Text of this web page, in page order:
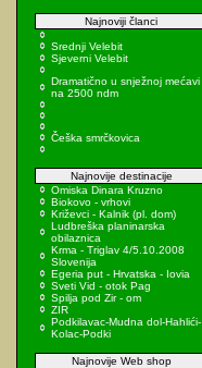
Najnoviji članci
Srednji Velebit
Sjeverni Velebit
Dramatično u snježnoj mećavi
na 2500 ndm
Češka smrčkovica
Najnovije destinacije
Omiska Dinara Kruzno
Biokovo - vrhovi
Križevci - Kalnik (pl. dom)
Ludbreška planinarska
obilaznica
Krma - Triglav 4/5.10.2008
Slovenija
Egeria put - Hrvatska - Iovia
Sveti Vid - otok Pag
Spilja pod Zir - om
ZIR
Podkilavac-Mudna dol-Hahlići-
Kolac-Podki
Najnovije Web shop